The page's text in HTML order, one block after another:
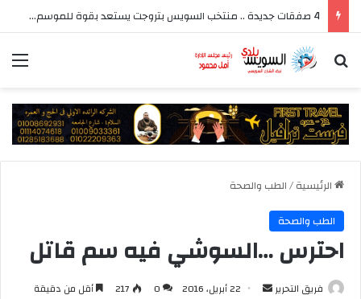
4 صفقات جديدة .. منتخب السويس بتروجت يستعد بقوة للموسم الجديد بقيادة سيد عيد
بحث عن
الرئيسية/الطب والصحة
الطب والصحة
احترس …السوشي فيه سم قاتل
فريق التحرير
أرسل 22 أبريل، 2016 0
217 أقل من دقيقة